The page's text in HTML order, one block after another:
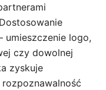
umieszczenie logo,
czy dowolnej
zyskuje